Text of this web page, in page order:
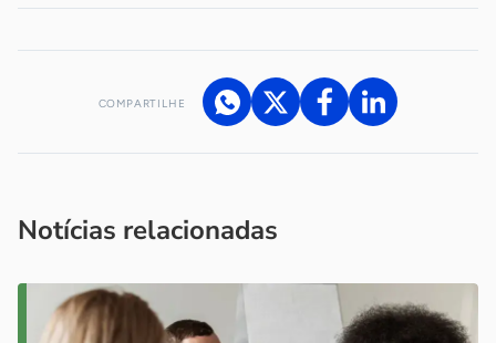
COMPARTILHE
Notícias relacionadas